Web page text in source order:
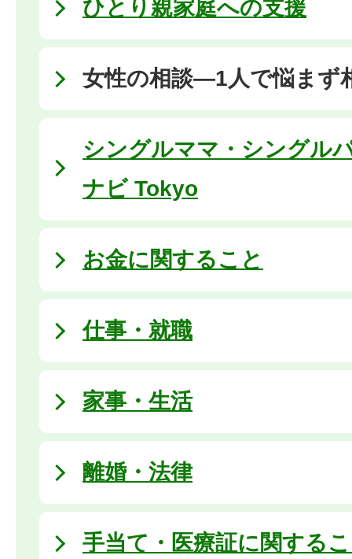
ひとり親家庭への支援
女性の相談―1人で悩まず
シングルママ・シングル
ナビ Tokyo
お金に関すること
仕事・就職
家事・生活
離婚・法律
手当て・医療証に関する